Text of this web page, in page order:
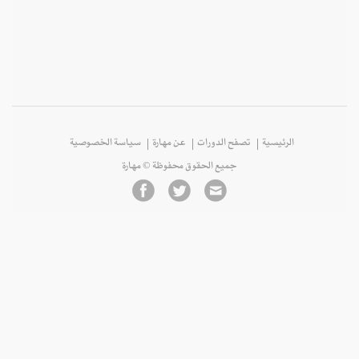
الرئيسية تصفح الدورات عن مهارة سياسة الخصوصية
جميع الحقوق محفوظة © مهارة